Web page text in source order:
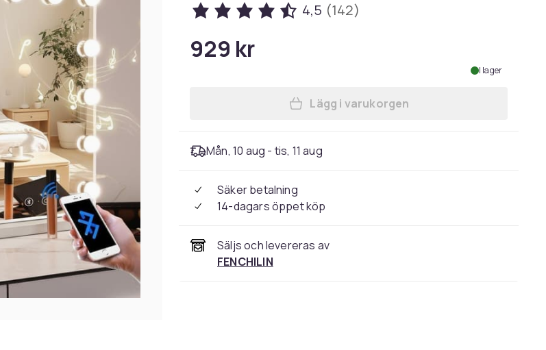
4,5 (142)
929 kr
I lager
Lägg till FENCHILIN Hollywood
Lägg i varukorgen
Mån, 10 aug - tis, 11 aug
Säker betalning
14-dagars öppet köp
Säljs och levereras av
FENCHILIN